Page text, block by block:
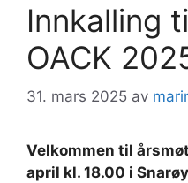
Innkalling
OACK
31. mars 2025 av
Velkommen til
april kl. 18.00 i